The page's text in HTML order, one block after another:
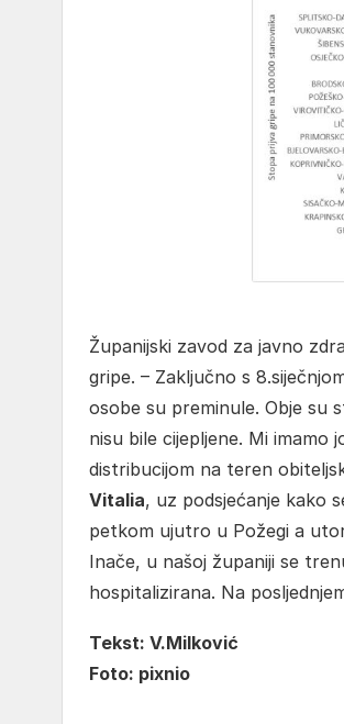
Županijski zavod za javno
gripe. – Zaključno s
osobe su preminule. Obje su
nisu bile cijepljene. Mi imamo
distribucijom na teren
Vitalia, uz podsjećanje kako
petkom ujutro u Požegi a
Inače, u našoj županiji se
hospitalizirana. Na
Tekst: V.Milković
Foto: pixnio